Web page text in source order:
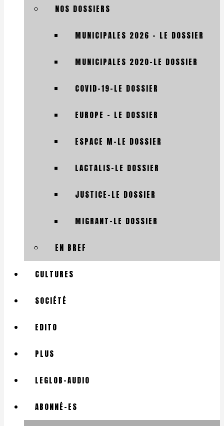
NOS DOSSIERS
MUNICIPALES 2026 – LE DOSSIER
MUNICIPALES 2020-LE DOSSIER
COVID-19-LE DOSSIER
EUROPE – LE DOSSIER
ESPACE M-LE DOSSIER
LACTALIS-LE DOSSIER
JUSTICE-LE DOSSIER
MIGRANT-LE DOSSIER
EN BREF
CULTURES
SOCIÉTÉ
EDITO
PLUS
LEGLOB-AUDIO
ABONNÉ-ES